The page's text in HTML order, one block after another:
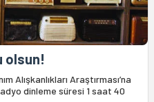
olsun!
Alışkanlıkları Araştırması’na
dinleme süresi 1 saat 40